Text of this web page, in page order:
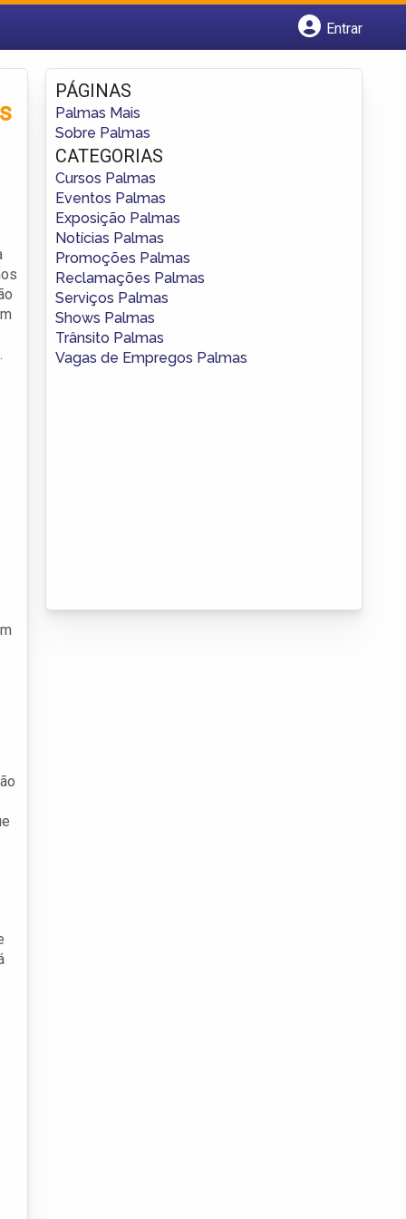
Entrar
Fazer login
Criar conta
PÁGINAS
Palmas Mais
Sobre Palmas
CATEGORIAS
Cursos Palmas
Eventos Palmas
Exposição Palmas
Notícias Palmas
Promoções Palmas
Reclamações Palmas
Serviços Palmas
Shows Palmas
Trânsito Palmas
Vagas de Empregos Palmas